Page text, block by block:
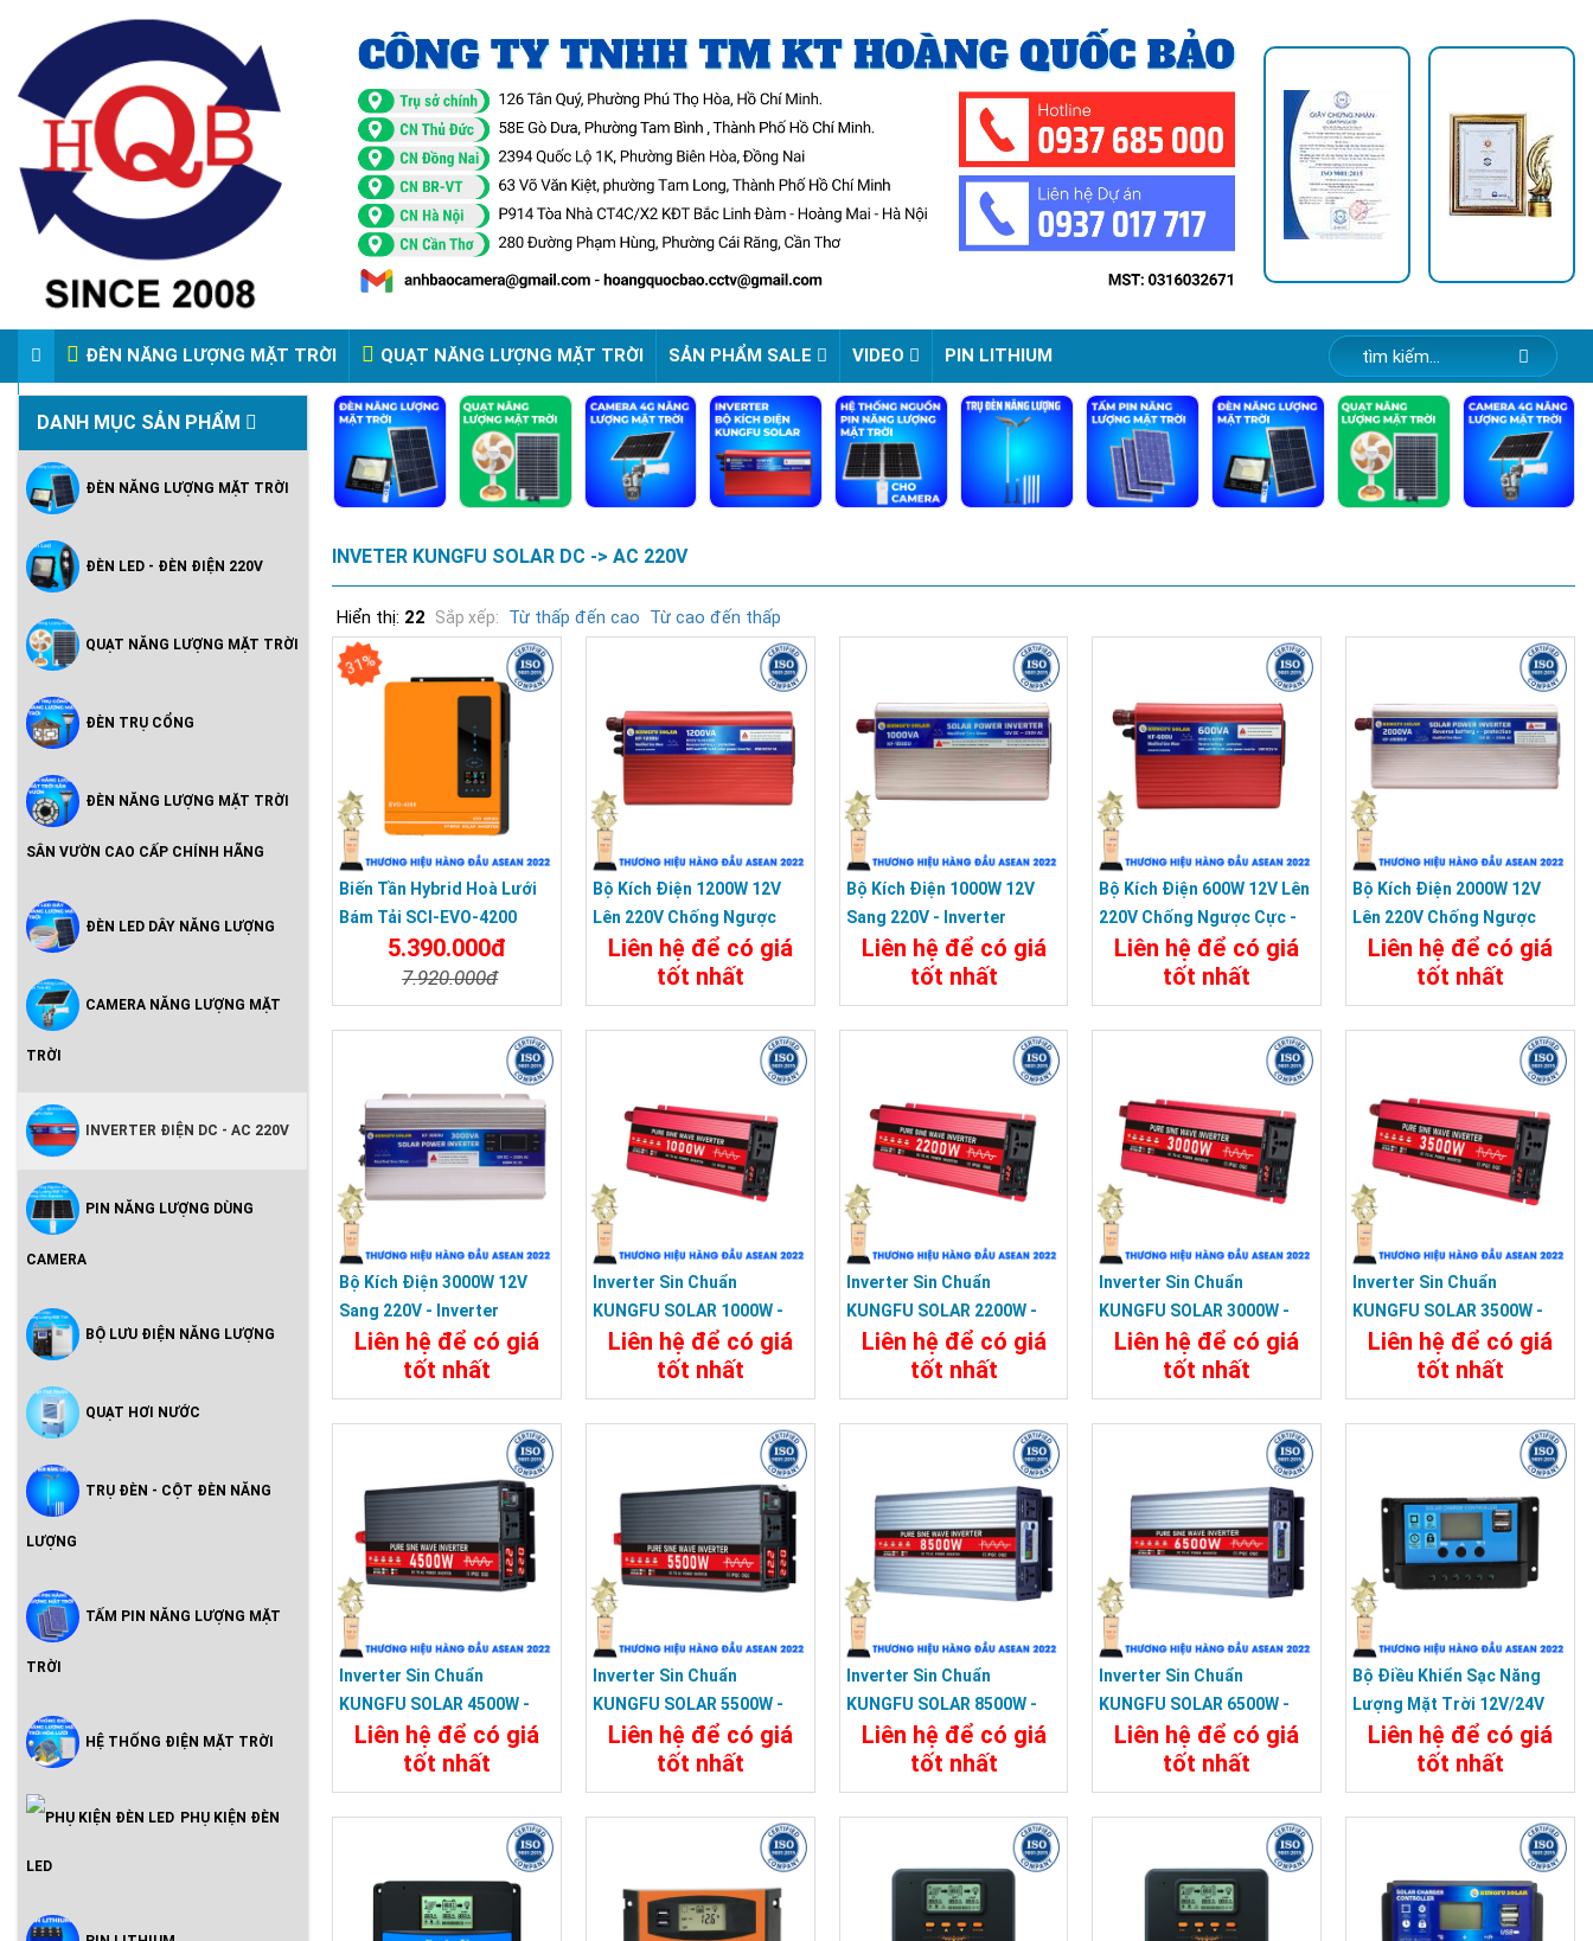
ĐÈN NĂNG LƯỢNG MẶT TRỜI QUẠT NĂNG LƯỢNG MẶT TRỜI SẢN PHẨM SALE VIDEO PIN LITHIUM
VIDEO ĐÈN PHA ĐIỆN 220V
DANH MỤC SẢN PHẨM
ĐÈN NĂNG LƯỢNG MẶT TRỜI
Vườn Cao Cấp Chính Hãng
ĐÈN LED - ĐÈN ĐIỆN 220V
Hoàng Quốc Bảo - Độ Sáng Cao,
QUẠT NĂNG LƯỢNG MẶT TRỜI
ĐÈN TRỤ CỔNG
ĐÈN NĂNG LƯỢNG MẶT TRỜI
SÂN VƯỜN CAO CẤP CHÍNH HÃNG
ĐÈN LED DÂY NĂNG LƯỢNG
CAMERA NĂNG LƯỢNG MẶT
TRỜI
INVERTER ĐIỆN DC - AC 220V
PIN NĂNG LƯỢNG DÙNG
CAMERA
BỘ LƯU ĐIỆN NĂNG LƯỢNG
QUẠT HƠI NƯỚC
TRỤ ĐÈN - CỘT ĐÈN NĂNG
LƯỢNG
TẤM PIN NĂNG LƯỢNG MẶT
TRỜI
HỆ THỐNG ĐIỆN MẶT TRỜI
Inveter Hòa Lưới Có Lưu Trữ -
PHỤ KIỆN ĐÈN
LED
INVETER KUNGFU SOLAR DC -> AC 220V
Hiển thị: 22 Sắp xếp: Từ thấp đến cao Từ cao đến thấp
31%
Biến Tần Hybrid Hoà Lưới
Bám Tải SCI-EVO-4200
5.390.000đ
7.920.000đ
Bộ Kích Điện 1200W 12V
Lên 220V Chống Ngược
Cực - Inverter KUNGFU
SOLAR KF-1200U
Liên hệ để có giá
tốt nhất
Bộ Kích Điện 1000W 12V
Sang 220V - Inverter
KUNGFU SOLAR KF-1000U
Liên hệ để có giá
tốt nhất
Bộ Kích Điện 600W 12V Lên
220V Chống Ngược Cực -
Inverter KUNGFU SOLAR
KF-600U
Liên hệ để có giá
tốt nhất
Bộ Kích Điện 2000W 12V
Lên 220V Chống Ngược
Cực - Inverter KUNGFU
SOLAR KF-2000UF
Liên hệ để có giá
tốt nhất
Bộ Kích Điện 3000W 12V
Sang 220V - Inverter
KUNGFU SOLAR KF-3000U
Liên hệ để có giá
tốt nhất
Inverter Sin Chuẩn
KUNGFU SOLAR 1000W -
Bộ Kích Điện 1000W 12V
Lên 220V
Liên hệ để có giá
tốt nhất
Inverter Sin Chuẩn
KUNGFU SOLAR 2200W -
Bộ Kích Điện 2200W 12V
Sang 220V
Liên hệ để có giá
tốt nhất
Inverter Sin Chuẩn
KUNGFU SOLAR 3000W -
Bộ Kích Điện 3000W 12V
Sang 220V
Liên hệ để có giá
tốt nhất
Inverter Sin Chuẩn
KUNGFU SOLAR 3500W -
Bộ Kích Điện 3500W 12V
Sang 220V
Liên hệ để có giá
tốt nhất
Inverter Sin Chuẩn
KUNGFU SOLAR 4500W -
Bộ Kích Điện 4500W 12V
Sang 220V
Liên hệ để có giá
tốt nhất
Inverter Sin Chuẩn
KUNGFU SOLAR 5500W -
Bộ Kích Điện 5500W 12V
Sang 220V
Liên hệ để có giá
tốt nhất
Inverter Sin Chuẩn
KUNGFU SOLAR 8500W -
Bộ Kích Điện 8500W 12V
Sang 220V
Liên hệ để có giá
tốt nhất
Inverter Sin Chuẩn
KUNGFU SOLAR 6500W -
Bộ Kích Điện 6500W 12V
Sang 220V
Liên hệ để có giá
tốt nhất
Bộ Điều Khiển Sạc Năng
Lượng Mặt Trời 12V/24V
30A PWM
Liên hệ để có giá
tốt nhất